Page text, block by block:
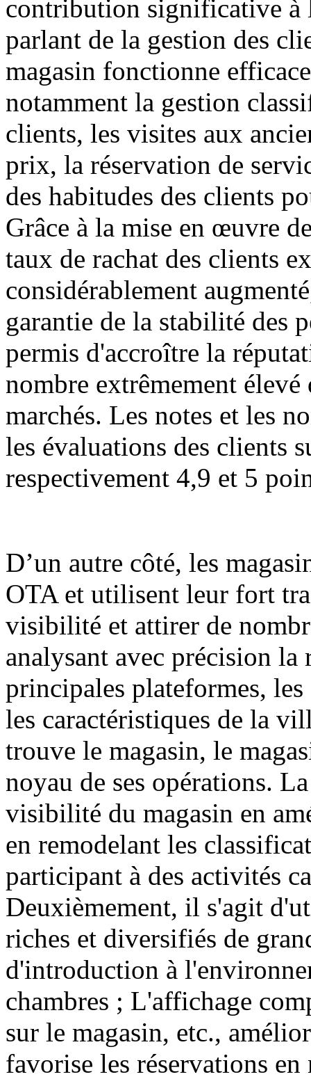
contribution significative à
parlant de la gestion des
magasin fonctionne
notamment la gestion
clients, les visites aux
prix, la réservation de
des habitudes des clients
Grâce à la mise en œuvre
taux de rachat des clients
considérablement
garantie de la stabilité des
permis d'accroître la
nombre extrêmement
marchés. Les notes et les
les évaluations des clients
respectivement 4,9 et 5
D’un autre côté, les
OTA et utilisent leur fort
visibilité et attirer de
analysant avec précision
principales plateformes,
les caractéristiques de la
trouve le magasin, le
noyau de ses opérations.
visibilité du magasin en
en remodelant les
participant à des activités
Deuxièmement, il s'agit
riches et diversifiés de
d'introduction à
chambres ; L'affichage
sur le magasin, etc.,
favorise les réservations en